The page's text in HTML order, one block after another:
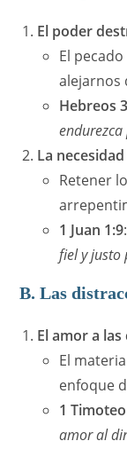
El poder
El
alejarnos
Hebreos
La
Retener
1 Juan 1:9:
fiel y justo
B. Las
El amor a
El
enfoque
1
amor al